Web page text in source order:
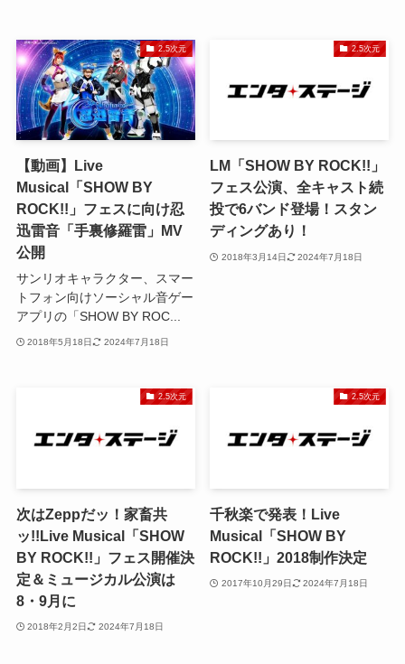
2.5次元
【動画】Live
Musical「SHOW BY
ROCK!!」フェスに向け忍
迅雷音「手裏修羅雷」MV
公開
サンリオキャラクター、スマー
トフォン向けソーシャル音ゲー
アプリの「SHOW BY ROC...
2018年5月18日 2024年7月18日
2.5次元
LM「SHOW BY ROCK!!」
フェス公演、全キャスト続
投で6バンド登場！スタン
ディングあり！
2018年3月14日 2024年7月18日
2.5次元
次はZeppだッ！家畜共
ッ!!Live Musical「SHOW
BY ROCK!!」フェス開催決
定＆ミュージカル公演は
8・9月に
2018年2月2日 2024年7月18日
2.5次元
千秋楽で発表！Live
Musical「SHOW BY
ROCK!!」2018制作決定
2017年10月29日 2024年7月18日